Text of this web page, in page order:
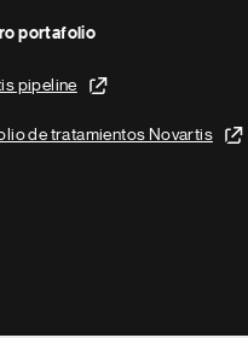
portafolio
pipeline
de tratamientos Novartis